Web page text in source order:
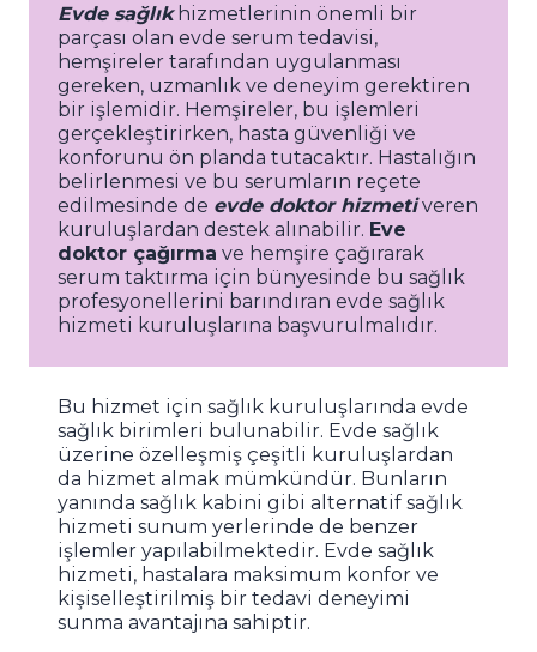
Evde sağlıkhizmetlerinin önemli bir
parçası olan evde serum tedavisi,
hemşireler tarafından uygulanması
gereken, uzmanlık ve deneyim gerektiren
bir işlemidir. Hemşireler, bu işlemleri
gerçekleştirirken, hasta güvenliği ve
konforunu ön planda tutacaktır. Hastalığın
belirlenmesi ve bu serumların reçete
edilmesinde de evde doktor hizmetiveren
kuruluşlardan destek alınabilir. Eve
doktor çağırma ve hemşire çağırarak
serum taktırma için bünyesinde bu sağlık
profesyonellerini barındıran evde sağlık
hizmeti kuruluşlarına başvurulmalıdır.
Bu hizmet için sağlık kuruluşlarında evde
sağlık birimleri bulunabilir. Evde sağlık
üzerine özelleşmiş çeşitli kuruluşlardan
da hizmet almak mümkündür. Bunların
yanında sağlık kabini gibi alternatif sağlık
hizmeti sunum yerlerinde de benzer
işlemler yapılabilmektedir. Evde sağlık
hizmeti, hastalara maksimum konfor ve
kişiselleştirilmiş bir tedavi deneyimi
sunma avantajına sahiptir.